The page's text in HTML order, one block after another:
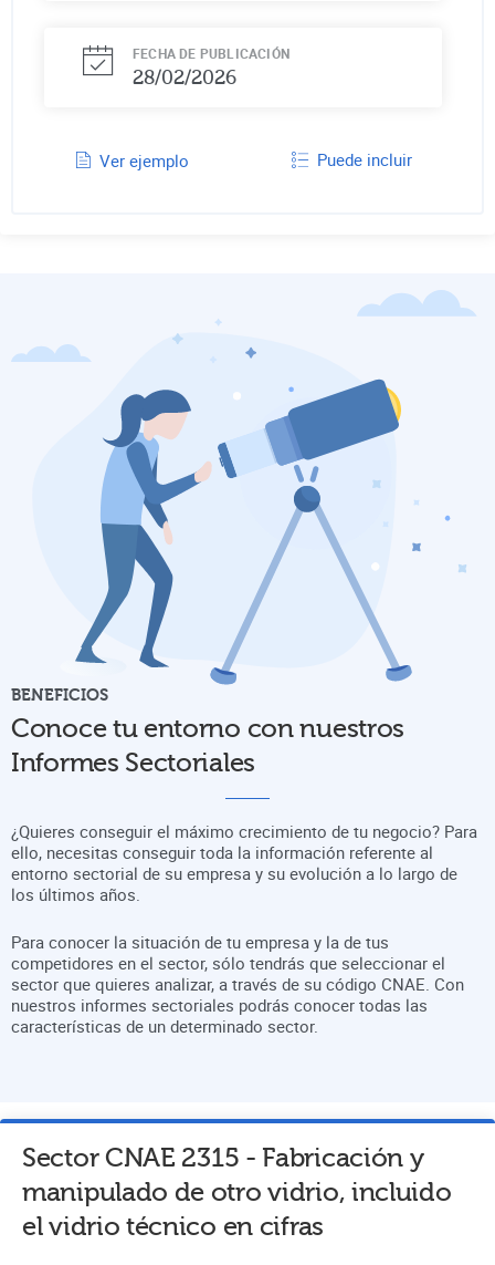
FECHA DE PUBLICACIÓN
28/02/2026
Ver ejemplo Puede incluir
BENEFICIOS
Conoce tu entorno con nuestros
Informes Sectoriales
¿Quieres conseguir el máximo crecimiento de tu negocio? Para
ello, necesitas conseguir toda la información referente al
entorno sectorial de su empresa y su evolución a lo largo de
los últimos años.
Para conocer la situación de tu empresa y la de tus
competidores en el sector, sólo tendrás que seleccionar el
sector que quieres analizar, a través de su código CNAE. Con
nuestros informes sectoriales podrás conocer todas las
características de un determinado sector.
Sector CNAE 2315 - Fabricación y
manipulado de otro vidrio, incluido
el vidrio técnico en cifras